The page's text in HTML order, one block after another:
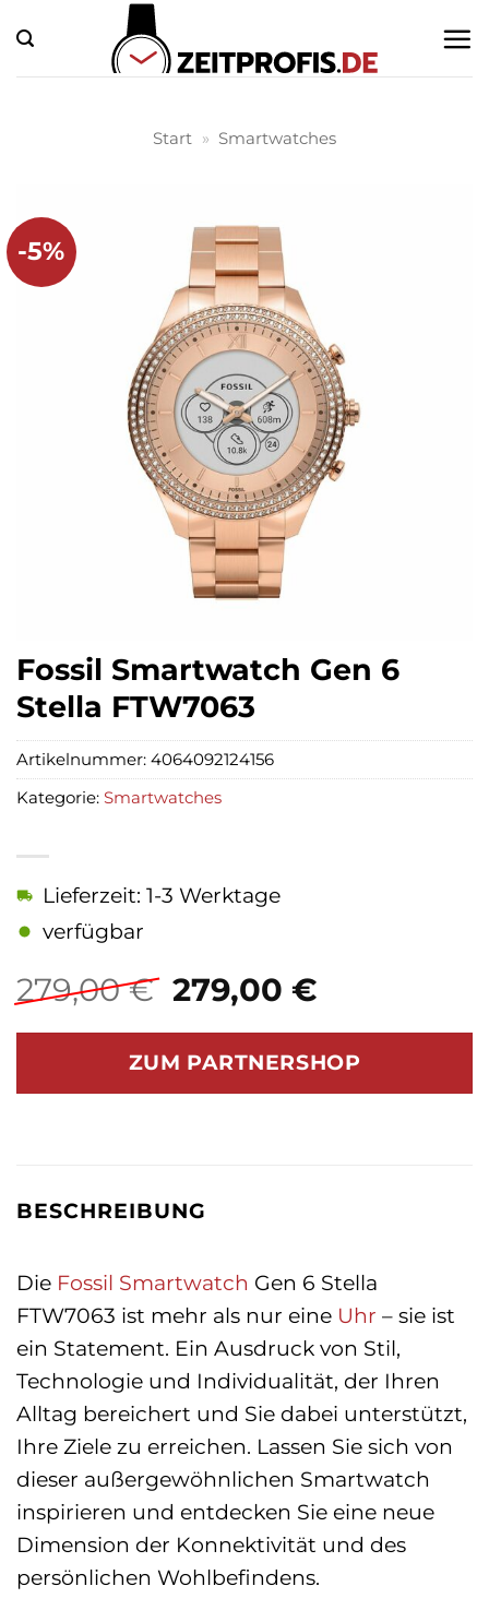
Inhalt
springen
Start » Smartwatches
-5%
Fossil Smartwatch Gen 6
Stella FTW7063
279,00€ Ursprünglicher
Preis
war:
279,00 €
279,00 €Aktueller
ist:
279,00 €.
Lieferzeit: 1-3 Werktage
verfügbar
ZUM PARTNERSHOP
Artikelnummer: 4064092124156
Kategorie: Smartwatches
BESCHREIBUNG
Die Fossil Smartwatch Gen 6 Stella
FTW7063 ist mehr als nur eine Uhr – sie ist
ein Statement. Ein Ausdruck von Stil,
Technologie und Individualität, der Ihren
Alltag bereichert und Sie dabei unterstützt,
Ihre Ziele zu erreichen. Lassen Sie sich von
dieser außergewöhnlichen Smartwatch
inspirieren und entdecken Sie eine neue
Dimension der Konnektivität und des
persönlichen Wohlbefindens.